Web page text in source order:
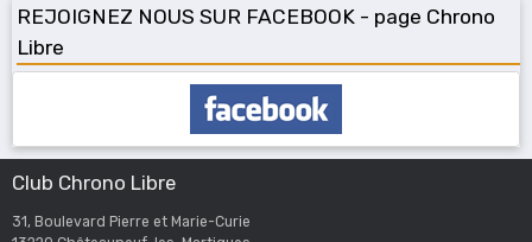
REJOIGNEZ NOUS SUR FACEBOOK - page Chrono
Libre
Club Chrono Libre
31, Boulevard Pierre et Marie-Curie